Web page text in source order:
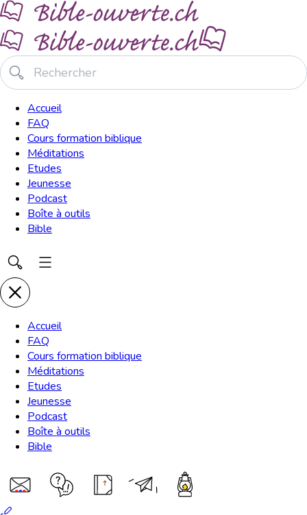
Accueil
FAQ
Cours formation biblique
Méditations
Etudes
Jeunesse
Podcast
Boîte à outils
Bible
Accueil
FAQ
Cours formation biblique
Méditations
Etudes
Jeunesse
Podcast
Boîte à outils
Bible